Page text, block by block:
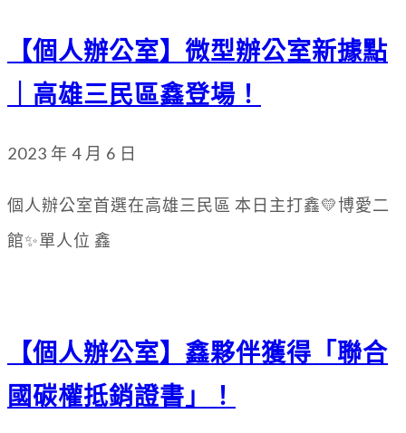
【個人辦公室】微型辦公室新據點
｜高雄三民區鑫登場！
2023 年 4 月 6 日
個人辦公室首選在高雄三民區 本日主打鑫💛博愛二
館✨單人位 鑫
【個人辦公室】鑫夥伴獲得「聯合
國碳權抵銷證書」！